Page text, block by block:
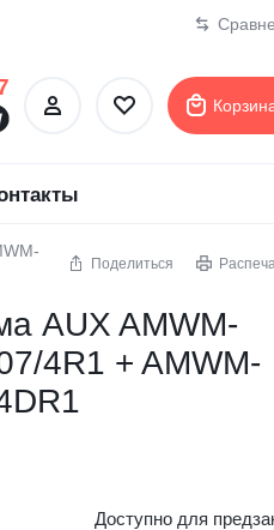
Тепловые насосы
Industries
Поделиться
AUX AMWM-
4R1 + AMWM-
Доступно для